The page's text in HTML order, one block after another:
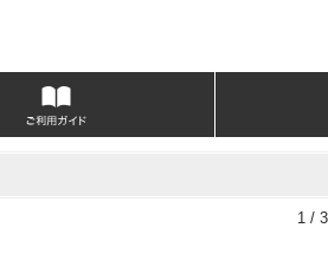
1 /